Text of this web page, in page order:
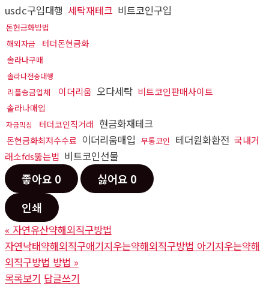
usdc구입대행 세탁재테크 비트코인구입
돈현금화방법
해외자금
테더돈현금화
솔라나구매
솔라나전송대행
리플송금업체 이더리움 오다세탁 비트코인판매사이트
솔라나매입
자금믹싱 테더코인직거래 현금화재테크
돈현금화최저수수료 이더리움매입 무통코인 테더원화환전 국내거
래소fds뚫는법 비트코인선물
좋아요 0 싫어요 0
인쇄
« 자연유산약해외직구방법
자연낙태약해외직구애기지우는약해외직구방법 아기지우는약해
외직구방법 방법 »
목록보기 답글쓰기